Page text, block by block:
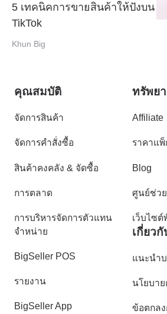
5 เทคนิคการขายสินค้าให้ปังบน
TikTok
Khun Big
คุณสมบัติ
จัดการสินค้า
จัดการคำสั่งซื้อ
สินค้าคงคลัง & จัดซื้อ
การตลาด
การบริหารจัดการตัวแทน
จำหน่าย
BigSeller POS
รายงาน
BigSeller App
ทรัพย
Affiliate
ราคาแพ็
Blog
ศูนย์ช่วย
เว็บไซ
เกี่ยวกั
แนะนำ
นโยบา
ข้อตกล